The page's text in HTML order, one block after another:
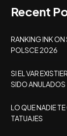
Recent
RANKING INK
POLSCE 2026
SI EL VAR
SIDO ANULADOS
LO QUE NADIE
TATUAJES